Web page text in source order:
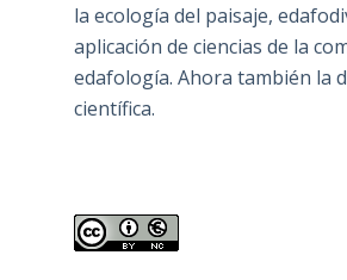
la ecología del paisaje,
aplicación de ciencias de la
edafología. Ahora también la
científica.